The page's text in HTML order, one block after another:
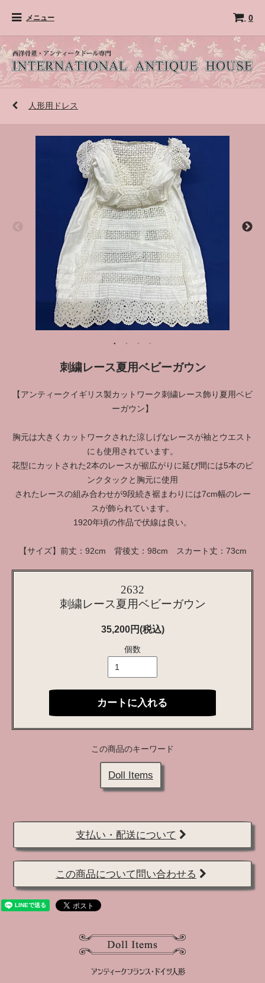
メニュー 0
人形用ドレス
刺繍レース夏用ベビーガウン
【アンティークイギリス製カットワーク刺繍レース飾り夏用ベビ
ーガウン】
胸元は大きくカットワークされた涼しげなレースが袖とウエスト
にも使用されています。
花型にカットされた2本のレースが裾広がりに延び間には5本のピ
ンクタックと胸元に使用
されたレースの組み合わせが9段続き裾まわりには7cm幅のレー
スが飾られています。
1920年頃の作品で伏線は良い。
【サイズ】前丈：92cm 背後丈：98cm スカート丈：73cm
2632
刺繍レース夏用ベビーガウン
35,200円(税込)
個数
カートに入れる
この商品のキーワード
Doll Items
支払い・配送について
この商品について問い合わせる